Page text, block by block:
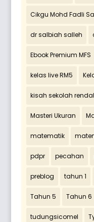
Cikgu Mohd Fadli
dr salbiah salleh
Ebook Premium MFS
kelas live RM5
kisah sekolah
Masteri Ukuran
matematik
pdpr pecahan
preblog tahun 1
Tahun 5 Tahun 6
tudungsicomel